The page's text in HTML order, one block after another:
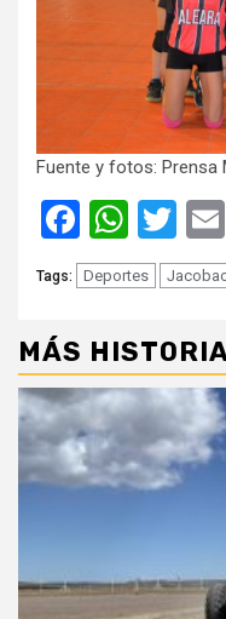
Fuente y fotos: Prensa
Tags: Deportes
MÁS